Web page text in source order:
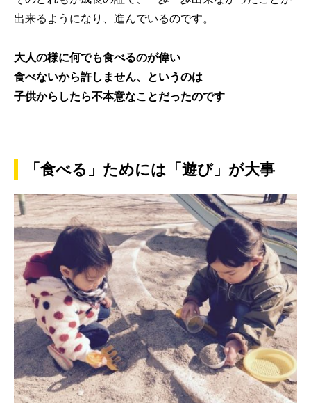
出来るようになり、進んでいるのです。
大人の様に何でも食べるのが偉い
食べないから許しません、というのは
子供からしたら不本意なことだったのです
「食べる」ためには「遊び」が大事